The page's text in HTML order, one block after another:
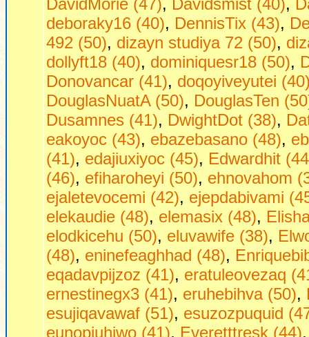
DavidMorie (47), Davidsmist (40),
deboraky16 (40), DennisTix (43),
492 (50), dizayn studiya 72 (50),
dollyft18 (40), dominiquesr18 (50),
Donovancar (41), doqoyiveyutei
DouglasNuatA (50), DouglasTen
Dusamnes (41), DwightDot (38),
eakoyoc (43), ebazebasano (48),
(41), edajiuxiyoc (45), Edwardhit
(46), efiharoheyi (50), ehnovahom
ejaletevocemi (42), ejepdabivami
elekaudie (48), elemasix (48),
elodkicehu (50), eluvawife (38),
(48), eninefeaghhad (48),
eqadavpijzoz (41), eratuleovezaq
ernestinegx3 (41), eruhebihva (50),
esujiqavawaf (51), esuzozpuquid
eunopjuhiwo (41), Everetttresk (44)